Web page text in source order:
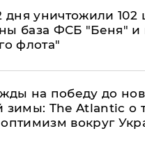
дня уничтожили 102
база ФСБ "Беня" и
флота"
на победу до
зимы: The Atlantic о
вокруг